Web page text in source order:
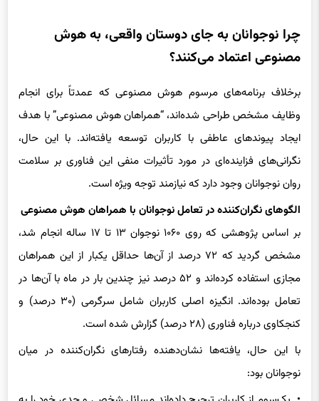
مصنوعی اعتماد می‌کنند؟
وظایف مشخص طراحی شده‌اند، “همراهان هوش مصنوعی” با هدف
ایجاد پیوندهای عاطفی با کاربران توسعه یافته‌اند. با این حال،
نگرانی‌های فزاینده‌ای در مورد تأثیرات منفی این فناوری بر سلامت
روان نوجوانان وجود دارد که نیازمند توجه ویژه است.
الگوهای نگران‌کننده در تعامل نوجوانان با همراهان هوش مصنوعی
بر اساس پژوهشی که روی ۱۰۶۰ نوجوان ۱۳ تا ۱۷ ساله انجام شد،
مشخص گردید که ۷۲ درصد از آن‌ها حداقل یکبار از این همراهان
مجازی استفاده کرده‌اند و ۵۲ درصد نیز چندین بار در ماه با آن‌ها در
تعامل بوده‌اند. انگیزه اصلی کاربران شامل سرگرمی (۳۰ درصد) و
کنجکاوی درباره فناوری (۲۸ درصد) گزارش شده است.
با این حال، یافته‌ها نشان‌دهنده رفتارهای نگران‌کننده در میان
نوجوانان بود:
• یک‌سوم از کاربران ترجیح داده‌اند مسائل شخصی و جدی خود را به